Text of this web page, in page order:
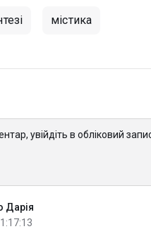
містика
увійдіть в обліковий
Дарія